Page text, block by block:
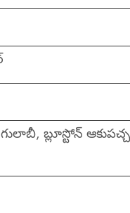
బ్లూస్టోన్